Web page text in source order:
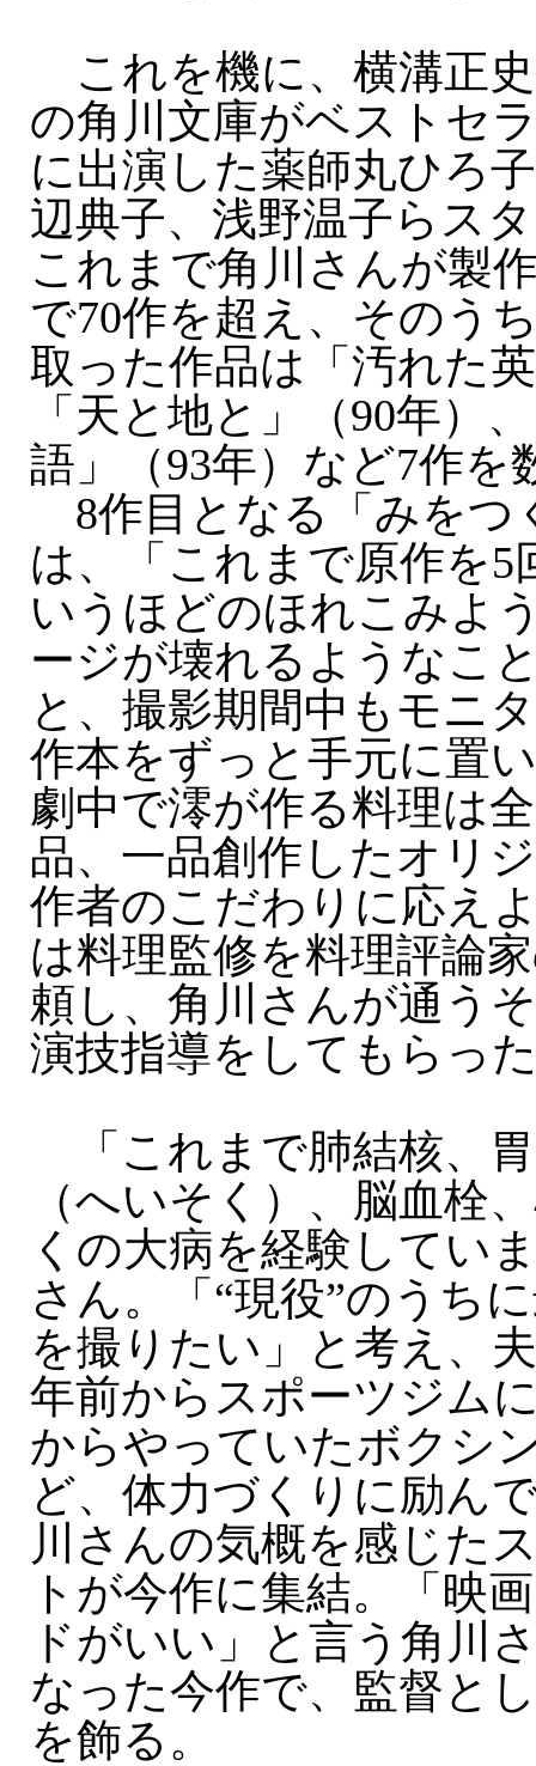
これを機に、横溝正
の角川文庫がベストセ
に出演した薬師丸ひろ
辺典子、浅野温子らス
これまで角川さんが製
で70作を超え、そのう
取った作品は「汚れた
「天と地と」（90年）
語」（93年）など7作を
8作目となる「みをつ
は、「これまで原作を5
いうほどのほれこみよ
ージが壊れるようなこ
と、撮影期間中もモニ
作本をずっと手元に置
劇中で澪が作る料理は
品、一品創作したオリ
作者のこだわりに応え
は料理監修を料理評論
頼し、角川さんが通う
演技指導をしてもらっ
「これまで肺結核、
（へいそく）、脳血栓
くの大病を経験してい
さん。「“現役”のうち
を撮りたい」と考え、
年前からスポーツジム
からやっていたボクシ
ど、体力づくりに励ん
川さんの気概を感じた
トが今作に集結。「映
ドがいい」と言う角川
なった今作で、監督と
を飾る。